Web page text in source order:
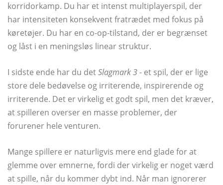
korridorkamp. Du har et intenst multiplayerspil, der
har intensiteten konsekvent fratrædet med fokus på
køretøjer. Du har en co-op-tilstand, der er begrænset
og låst i en meningsløs linear struktur.
I sidste ende har du detSlagmark 3- et spil, der er lige
store dele bedøvelse og irriterende, inspirerende og
irriterende. Det er virkelig et godt spil, men det kræver,
at spilleren overser en masse problemer, der
forurener hele venturen.
Mange spillere er naturligvis mere end glade for at
glemme over emnerne, fordi der virkelig er noget værd
at spille, når du kommer dybt ind. Når man ignorerer